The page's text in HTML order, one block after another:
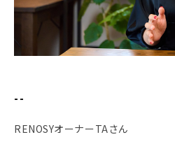
--
RENOSYオーナーTAさん